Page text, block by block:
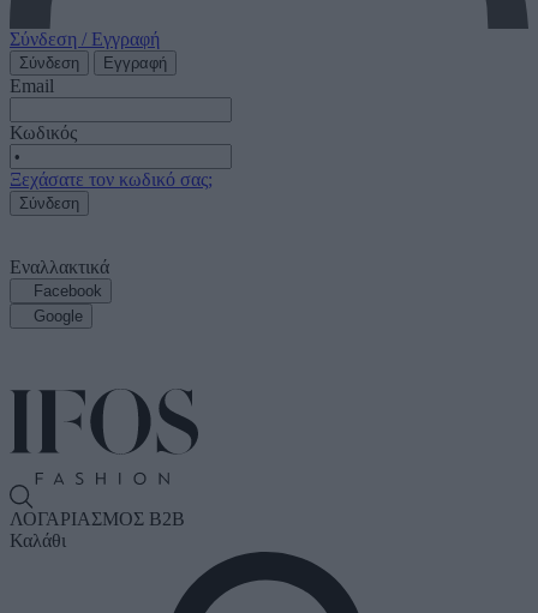
Σύνδεση / Εγγραφή
Σύνδεση Εγγραφή
Email
Κωδικός
Ξεχάσατε τον κωδικό σας;
Σύνδεση
Εναλλακτικά
Facebook
Google
ΛΟΓΑΡΙΑΣΜΟΣ B2B
Καλάθι